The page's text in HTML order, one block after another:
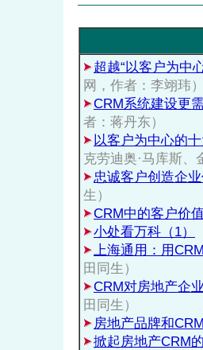
超越“以客户为
网，作者：李翊玮
CRM系统建设更
者：蒋丹东）
以客户为中心的
克劳迪奥·马库斯、
忠诚客户创造企
生）
CRM中的客户价
小处看万科（1）
上海通用：用
田同生）
CRM对房地产企
田同生）
房地产品牌和
掀起房地产CRM